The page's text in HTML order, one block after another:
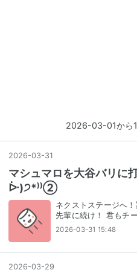
2026-03-01から
2026-03-31
マシュマロを大谷バリに
ᐕ)੭*⁾⁾②
ネクストステージへ
先輩に続け！ 君もチ
2026-03-31 15:48
2026-03-29